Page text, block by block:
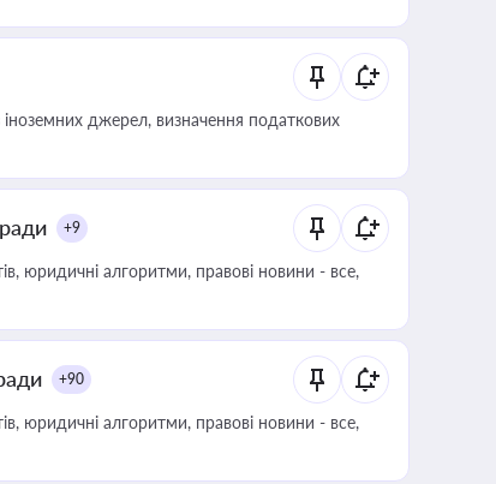
джерел, визначення податкових
+9
юридичні алгоритми, правові новини - все,
+90
юридичні алгоритми, правові новини - все,